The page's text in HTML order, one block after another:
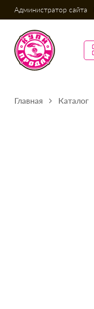
Администратор сайта
Главная Каталог